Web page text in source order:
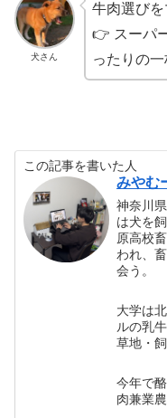
犬さん
牛肉選びを
👉 スーパ
ったりの
この記事を書いた人
みやむ
神奈川
は犬を
原高校
われ、
会う。
大学は
ルの乳
草地・
今年で
肉兼業